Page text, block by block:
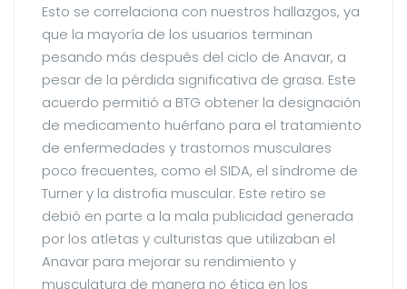
Esto se correlaciona con nuestros hallazgos, ya
que la mayoría de los usuarios terminan
pesando más después del ciclo de Anavar, a
pesar de la pérdida significativa de grasa. Este
acuerdo permitió a BTG obtener la designación
de medicamento huérfano para el tratamiento
de enfermedades y trastornos musculares
poco frecuentes, como el SIDA, el síndrome de
Turner y la distrofia muscular. Este retiro se
debió en parte a la mala publicidad generada
por los atletas y culturistas que utilizaban el
Anavar para mejorar su rendimiento y
musculatura de manera no ética en los